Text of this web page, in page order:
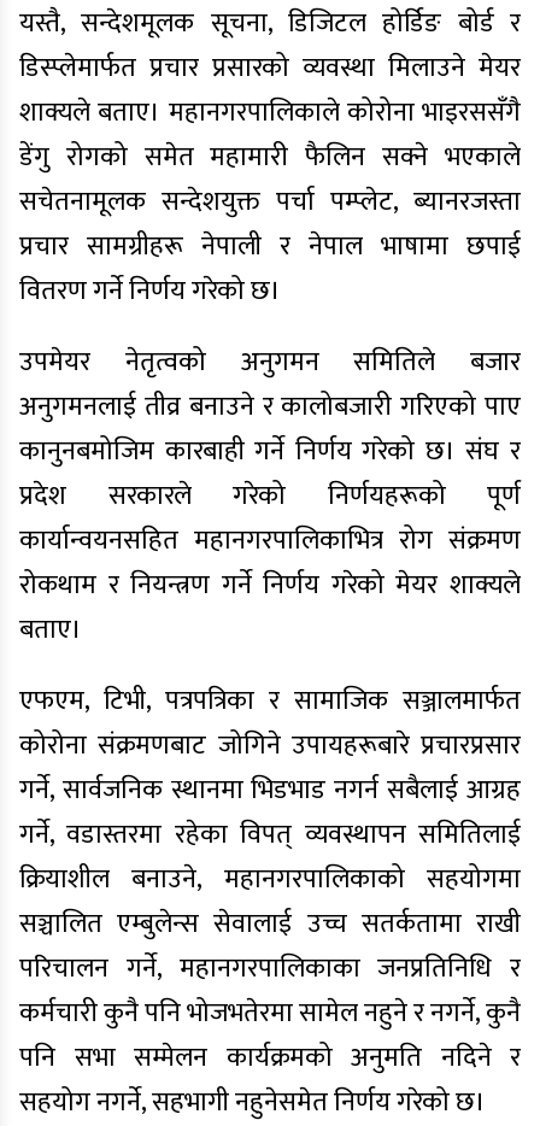
यस्तै, सन्देशमूलक सूचना, डिजिटल होर्डिङ बोर्ड र
डिस्प्लेमार्फत प्रचार प्रसारको व्यवस्था मिलाउने मेयर
शाक्यले बताए। महानगरपालिकाले कोरोना भाइरससँगै
डेंगु रोगको समेत महामारी फैलिन सक्ने भएकाले
सचेतनामूलक सन्देशयुक्त पर्चा पम्प्लेट, ब्यानरजस्ता
प्रचार सामग्रीहरू नेपाली र नेपाल भाषामा छपाई
वितरण गर्ने निर्णय गरेको छ।
उपमेयर नेतृत्वको अनुगमन समितिले बजार
अनुगमनलाई तीव्र बनाउने र कालोबजारी गरिएको पाए
कानुनबमोजिम कारबाही गर्ने निर्णय गरेको छ। संघ र
प्रदेश सरकारले गरेको निर्णयहरूको पूर्ण
कार्यान्वयनसहित महानगरपालिकाभित्र रोग संक्रमण
रोकथाम र नियन्त्रण गर्ने निर्णय गरेको मेयर शाक्यले
बताए।
एफएम, टिभी, पत्रपत्रिका र सामाजिक सञ्जालमार्फत
कोरोना संक्रमणबाट जोगिने उपायहरूबारे प्रचारप्रसार
गर्ने, सार्वजनिक स्थानमा भिडभाड नगर्न सबैलाई आग्रह
गर्ने, वडास्तरमा रहेका विपत् व्यवस्थापन समितिलाई
क्रियाशील बनाउने, महानगरपालिकाको सहयोगमा
सञ्चालित एम्बुलेन्स सेवालाई उच्च सतर्कतामा राखी
परिचालन गर्ने, महानगरपालिकाका जनप्रतिनिधि र
कर्मचारी कुनै पनि भोजभतेरमा सामेल नहुने र नगर्ने, कुनै
पनि सभा सम्मेलन कार्यक्रमको अनुमति नदिने र
सहयोग नगर्ने, सहभागी नहुनेसमेत निर्णय गरेको छ।